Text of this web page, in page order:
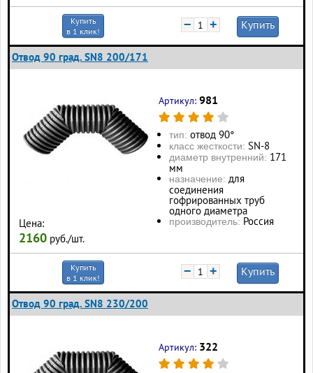
Купить
в 1 клик!
− + Купить
Отвод 90 град. SN8 200/171
Цена:
2160 руб./шт.
Артикул: 981
тип: отвод 90°
класс жесткости: SN-8
диаметр внутренний: 171
мм
назначение: для
соединения
гофрированных труб
одного диаметра
производитель: Россия
Купить
в 1 клик!
− + Купить
Отвод 90 град. SN8 230/200
Артикул: 322